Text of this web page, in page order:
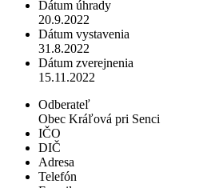
Dátum úhrady
20.9.2022
Dátum vystavenia
31.8.2022
Dátum zverejnenia
15.11.2022
Odberateľ
Obec Kráľová pri Senci
IČO
DIČ
Adresa
Telefón